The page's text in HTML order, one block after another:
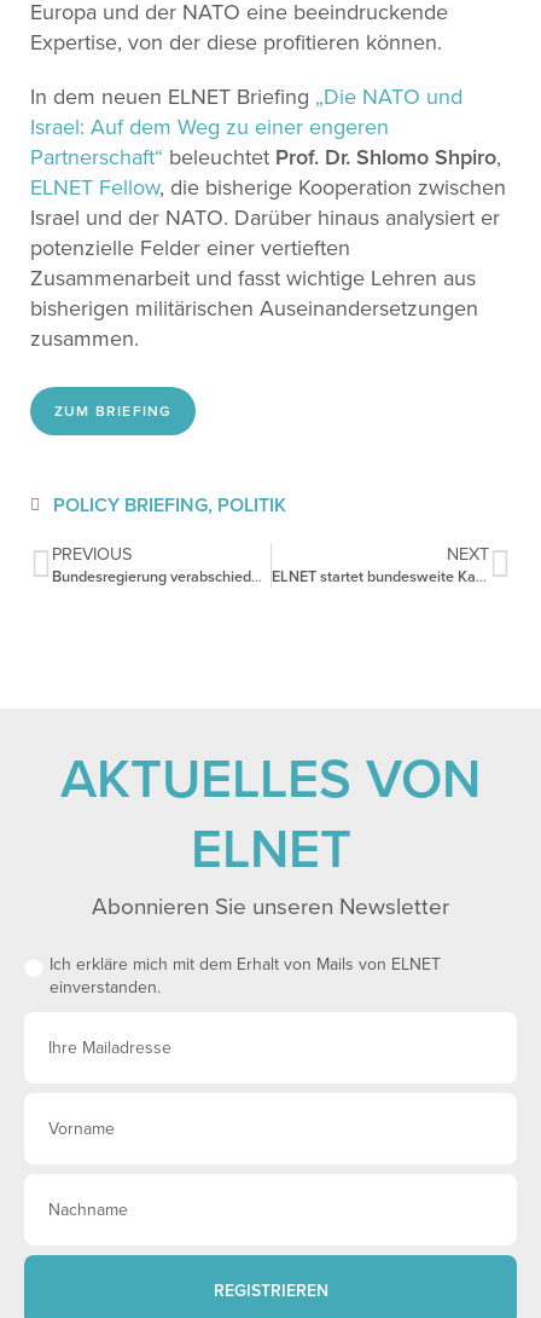
Europa und der NATO eine beeindruckende
Expertise, von der diese profitieren können.
In dem neuen ELNET Briefing „Die NATO und
Israel: Auf dem Weg zu einer engeren
Partnerschaft“ beleuchtet Prof. Dr. Shlomo Shpiro,
ELNET Fellow, die bisherige Kooperation zwischen
Israel und der NATO. Darüber hinaus analysiert er
potenzielle Felder einer vertieften
Zusammenarbeit und fasst wichtige Lehren aus
bisherigen militärischen Auseinandersetzungen
zusammen.
ZUM BRIEFING
POLICY BRIEFING, POLITIK
PREVIOUS
Bundesregierung verabschiedet erstmals Nationale Sicherheitsstrategie
NEXT
ELNET startet bundesweite Kampagne gegen Judenhass
AKTUELLES VON
ELNET
Abonnieren Sie unseren Newsletter
Ich erkläre mich mit dem Erhalt von Mails von ELNET
einverstanden.
REGISTRIEREN